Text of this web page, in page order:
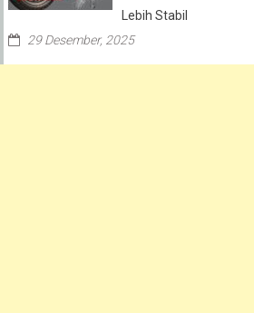
Lebih Stabil
29 Desember, 2025